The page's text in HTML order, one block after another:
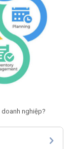
doanh nghiệp?